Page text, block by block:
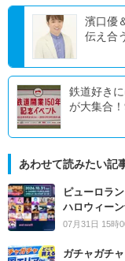
濱口優
伝え合
鉄道好き
が大集合
あわせて読みたい記
ピューロラ
ハロウィー
07月31日 15時
ガチャガチ